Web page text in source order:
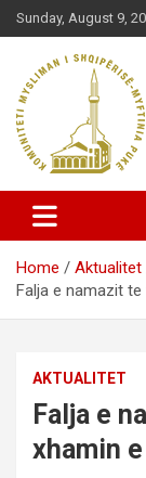
Skip
to
content
Sunday, August 9,
Myftinia
Home
Aktualitet
Falja e namazit
AKTUALITET
Falja e
xhamin